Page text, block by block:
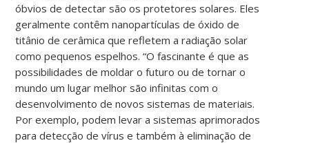
óbvios de detectar são os protetores solares. Eles
geralmente contêm nanopartículas de óxido de
titânio de cerâmica que refletem a radiação solar
como pequenos espelhos. “O fascinante é que as
possibilidades de moldar o futuro ou de tornar o
mundo um lugar melhor são infinitas com o
desenvolvimento de novos sistemas de materiais.
Por exemplo, podem levar a sistemas aprimorados
para detecção de vírus e também à eliminação de